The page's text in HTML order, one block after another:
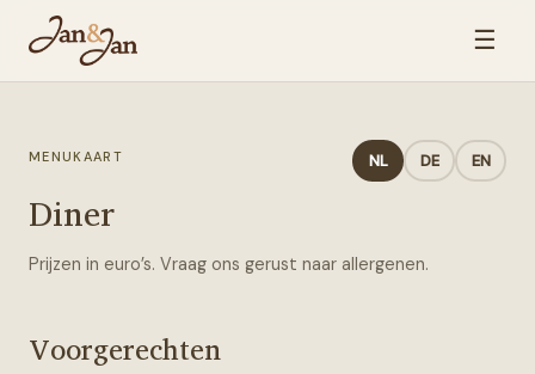
☰
MENUKAART
Diner
NL DE EN
Prijzen in euro’s. Vraag ons gerust naar allergenen.
Voorgerechten